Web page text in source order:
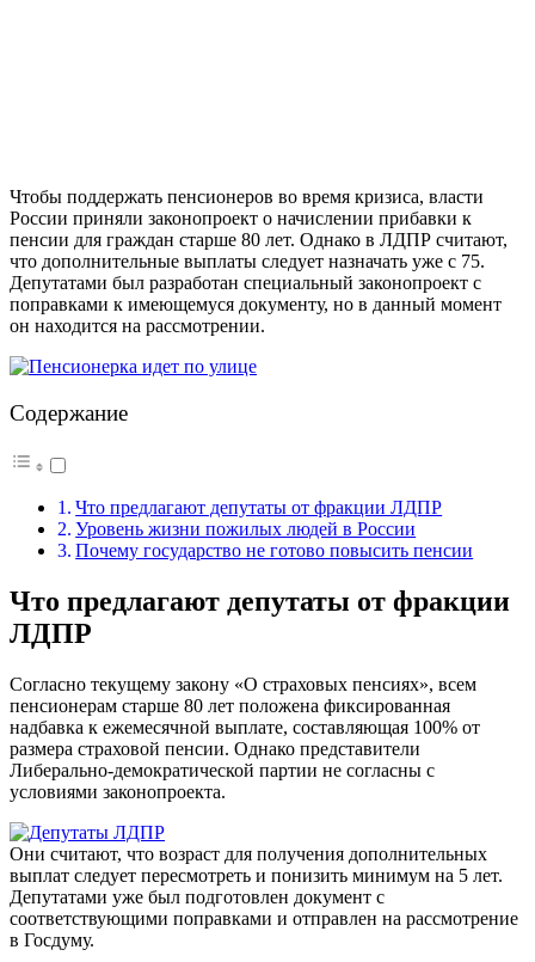
Чтобы поддержать пенсионеров во время кризиса, власти
России приняли законопроект о начислении прибавки к
пенсии для граждан старше 80 лет. Однако в ЛДПР считают,
что дополнительные выплаты следует назначать уже с 75.
Депутатами был разработан специальный законопроект с
поправками к имеющемуся документу, но в данный момент
он находится на рассмотрении.
Содержание
Что предлагают депутаты от фракции ЛДПР
Уровень жизни пожилых людей в России
Почему государство не готово повысить пенсии
Что предлагают депутаты от фракции
ЛДПР
Согласно текущему закону «О страховых пенсиях», всем
пенсионерам старше 80 лет положена фиксированная
надбавка к ежемесячной выплате, составляющая 100% от
размера страховой пенсии. Однако представители
Либерально-демократической партии не согласны с
условиями законопроекта.
Они считают, что возраст для получения дополнительных
выплат следует пересмотреть и понизить минимум на 5 лет.
Депутатами уже был подготовлен документ с
соответствующими поправками и отправлен на рассмотрение
в Госдуму.